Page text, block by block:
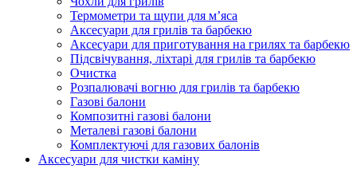
Термометри та щупи для м’яса
Аксесуари для грилів та барбекю
Аксесуари для приготування на грилях та барбекю
Підсвічування, ліхтарі для грилів та барбекю
Очистка
Розпалювачі вогню для грилів та барбекю
Газові балони
Композитні газові балони
Металеві газові балони
Комплектуючі для газових балонів
Аксесуари для чистки каміну